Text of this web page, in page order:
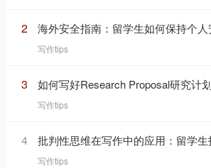
2 海外安全指南：留学生如何保持个人
写作tips
3 如何写好Research Proposal研究计划：研
写作tips
4 批判性思维在写作中的应用：留学生
写作tips